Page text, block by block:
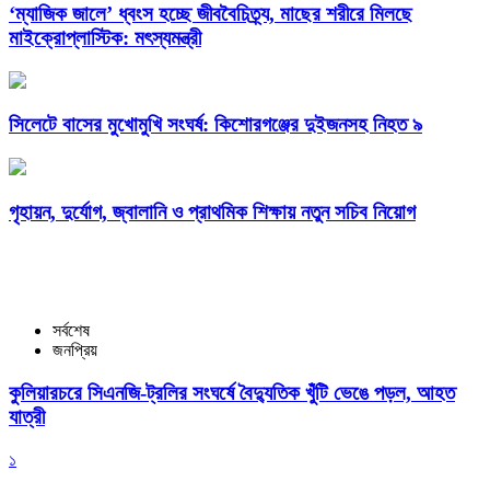
‘ম্যাজিক জালে’ ধ্বংস হচ্ছে জীববৈচিত্র্য, মাছের শরীরে মিলছে
মাইক্রোপ্লাস্টিক: মৎস্যমন্ত্রী
সিলেটে বাসের মুখোমুখি সংঘর্ষ: কিশোরগঞ্জের দুইজনসহ নিহত ৯
গৃহায়ন, দুর্যোগ, জ্বালানি ও প্রাথমিক শিক্ষায় নতুন সচিব নিয়োগ
সর্বশেষ
জনপ্রিয়
কুলিয়ারচরে সিএনজি-ট্রলির সংঘর্ষে বৈদ্যুতিক খুঁটি ভেঙে পড়ল, আহত
যাত্রী
১